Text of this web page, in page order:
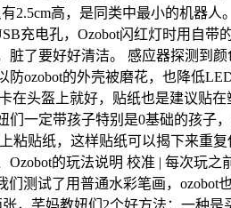
高，是同类中最小的机器
充电孔，Ozobot闪红灯时用自
了要好好清洁。 感应器探测到
ozobot的外壳被磨花，也降低
头盔上就好，贴纸也是建议贴
一定带孩子特别是0基础的孩子
贴纸，这样贴纸可以揭下来重
的玩法说明 校准 | 每次玩
测试了用普通水彩笔画，
，芊妈教妞们2个好方法：一种